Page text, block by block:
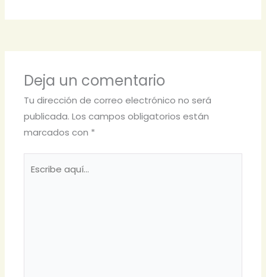
Deja un comentario
Tu dirección de correo electrónico no será
publicada. Los campos obligatorios están
marcados con *